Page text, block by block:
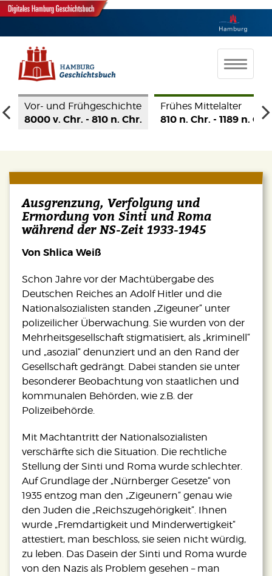
Frühes Mittelalter
810 n. Chr. - 1189 n. Chr.
Hohes Mittelalter
1190 - 1350
Ausgrenzung, Verfolgung und
Ermordung von Sinti und Roma
während der NS-Zeit 1933-1945
Von Shlica Weiß
Schon Jahre vor der Machtübergabe des
Deutschen Reiches an Adolf Hitler und die
Nationalsozialisten standen „Zigeuner“ unter
polizeilicher Überwachung. Sie wurden von der
Mehrheitsgesellschaft stigmatisiert, als „kriminell“
und „asozial“ denunziert und an den Rand der
Gesellschaft gedrängt. Dabei standen sie unter
besonderer Beobachtung von staatlichen und
kommunalen Behörden, wie z.B. der
Polizeibehörde.
Mit Machtantritt der Nationalsozialisten
verschärfte sich die Situation. Die rechtliche
Stellung der Sinti und Roma wurde schlechter.
Auf Grundlage der „Nürnberger Gesetze“ von
1935 entzog man den „Zigeunern“ genau wie
den Juden die „Reichszugehörigkeit“. Ihnen
wurde „Fremdartigkeit und Minderwertigkeit“
attestiert, man beschloss, sie seien nicht würdig,
zu leben. Das Dasein der Sinti und Roma wurde
von den Nazis als Problem gesehen – man